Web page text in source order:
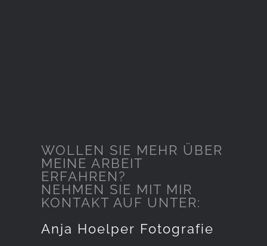
WOLLEN SIE MEHR ÜBER
MEINE ARBEIT
ERFAHREN?
NEHMEN SIE MIT MIR
KONTAKT AUF UNTER:
Anja Hoelper Fotografie